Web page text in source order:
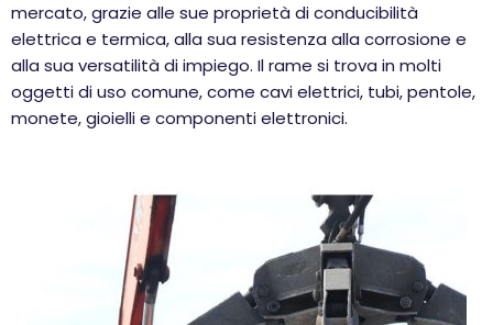
mercato, grazie alle sue proprietà di conducibilità
elettrica e termica, alla sua resistenza alla corrosione e
alla sua versatilità di impiego. Il rame si trova in molti
oggetti di uso comune, come cavi elettrici, tubi, pentole,
monete, gioielli e componenti elettronici.